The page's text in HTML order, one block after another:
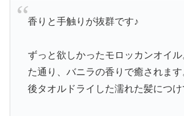
香りと手触りが抜群です♪
ずっと欲しかったモロッカンオイ
た通り、バニラの香りで癒されま
後タオルドライした濡れた髪につけ